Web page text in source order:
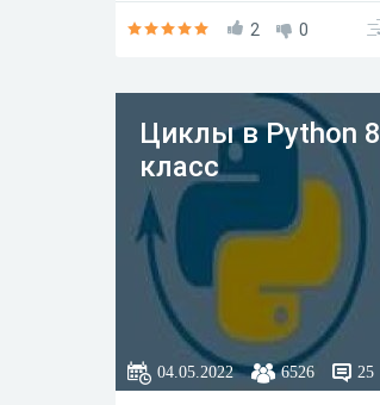
2 0
Циклы в Python 8
класс
04.05.2022 6526 25